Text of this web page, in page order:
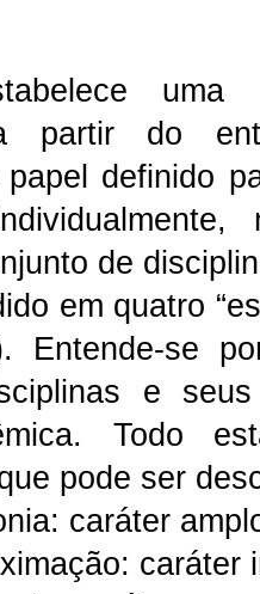
uma
partir do
papel definido
de
em quatro
Entende-se
e
Todo
pode ser
caráter
caráter